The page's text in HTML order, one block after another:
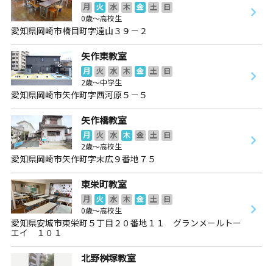
月 火 水 木 金 土
日
0歳～高校生
愛知県岡崎市橋目町字遠山３９－２
矢作東教室
月 火 水 木 金 土
日
2歳～中学生
愛知県岡崎市矢作町字西河原５－５
矢作橋教室
月 火 水 木 金 土
日
2歳～高校生
愛知県岡崎市矢作町字末広９番地７５
東栄町教室
月 火 水 木 金 土
日
0歳～高校生
愛知県安城市東栄町５丁目２０番地１１ グランメールトー
エイ １０１
北野桝塚教室